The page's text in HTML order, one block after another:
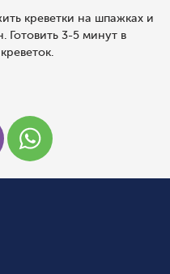
креветки на шпажках и
Готовить 3-5 минут в